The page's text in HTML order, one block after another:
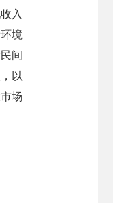
入
境
间
以
场